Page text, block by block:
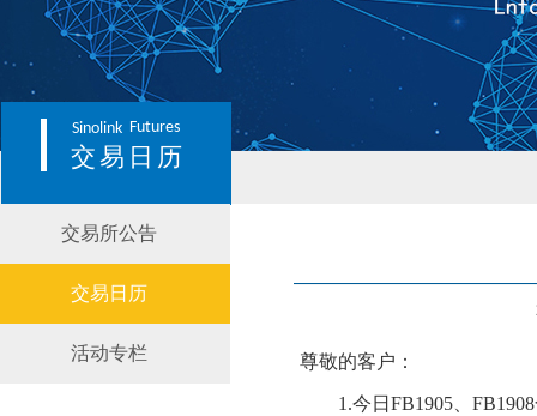
Sinolink Futures
交易日历
交易所公告
交易日历
活动专栏 尊敬的客户：
1.今日 FB1905、FB1908